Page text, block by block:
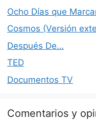
Ocho Días que
Cosmos (Versión
Después De…
TED
Documentos TV
Comentarios y